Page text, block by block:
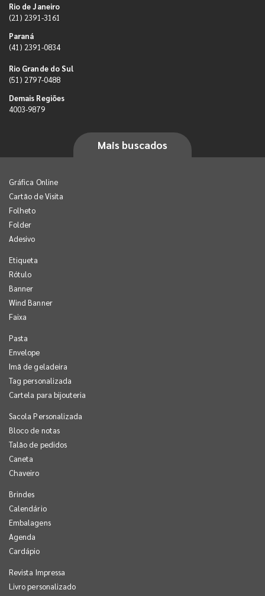
Rio de Janeiro
(21) 2391-3161
Paraná
(41) 2391-0834
Rio Grande do Sul
(51) 2797-0488
Demais Regiões
4003-9879
Mais buscados
Gráfica Online
Cartão de Visita
Folheto
Folder
Adesivo
Etiqueta
Rótulo
Banner
Wind Banner
Faixa
Pasta
Envelope
Imã de geladeira
Tag personalizada
Cartela para bijouteria
Sacola Personalizada
Bloco de notas
Talão de pedidos
Caneta
Chaveiro
Brindes
Calendário
Embalagens
Agenda
Cardápio
Revista Impressa
Livro personalizado